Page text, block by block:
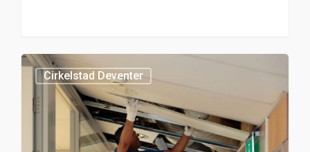
Cirkelstad Deventer
0